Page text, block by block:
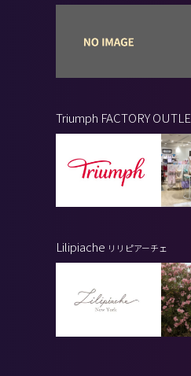
Triumph FACTORY
ー アウトレット
Lilipiache リリピアーチェ